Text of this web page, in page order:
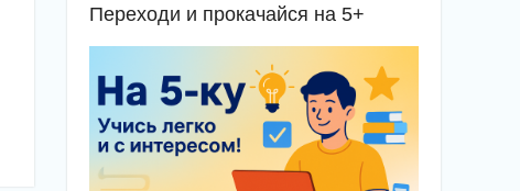
Переходи и прокачайся на 5+